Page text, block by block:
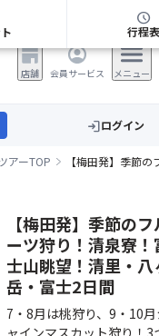
店舗 会員サービス メニュー
loginログイン
アーTOP 【梅田発】季節
【梅田発】季節のフ
ーツ狩り！清泉寮！
士山眺望！清里・八
岳・富士2日間
7・8月は桃狩り、9・10月
ャインマスカット狩り！3
schedule
行程表